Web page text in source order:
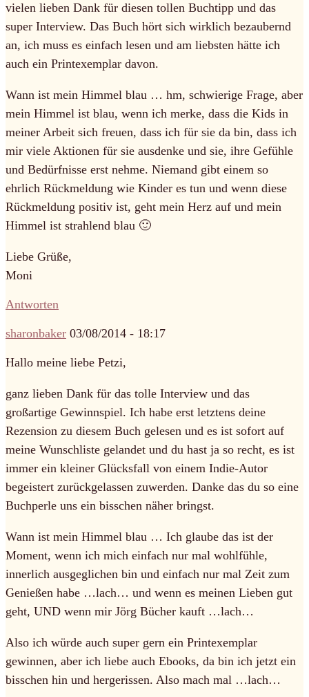
vielen lieben Dank für diesen tollen Buchtipp und das
super Interview. Das Buch hört sich wirklich bezaubernd
an, ich muss es einfach lesen und am liebsten hätte ich
auch ein Printexemplar davon.
Wann ist mein Himmel blau … hm, schwierige Frage, aber
mein Himmel ist blau, wenn ich merke, dass die Kids in
meiner Arbeit sich freuen, dass ich für sie da bin, dass ich
mir viele Aktionen für sie ausdenke und sie, ihre Gefühle
und Bedürfnisse erst nehme. Niemand gibt einem so
ehrlich Rückmeldung wie Kinder es tun und wenn diese
Rückmeldung positiv ist, geht mein Herz auf und mein
Himmel ist strahlend blau 🙂
Liebe Grüße,
Moni
Antworten
sharonbaker 03/08/2014 - 18:17
Hallo meine liebe Petzi,
ganz lieben Dank für das tolle Interview und das
großartige Gewinnspiel. Ich habe erst letztens deine
Rezension zu diesem Buch gelesen und es ist sofort auf
meine Wunschliste gelandet und du hast ja so recht, es ist
immer ein kleiner Glücksfall von einem Indie-Autor
begeistert zurückgelassen zuwerden. Danke das du so eine
Buchperle uns ein bisschen näher bringst.
Wann ist mein Himmel blau … Ich glaube das ist der
Moment, wenn ich mich einfach nur mal wohlfühle,
innerlich ausgeglichen bin und einfach nur mal Zeit zum
Genießen habe …lach… und wenn es meinen Lieben gut
geht, UND wenn mir Jörg Bücher kauft …lach…
Also ich würde auch super gern ein Printexemplar
gewinnen, aber ich liebe auch Ebooks, da bin ich jetzt ein
bisschen hin und hergerissen. Also mach mal …lach…